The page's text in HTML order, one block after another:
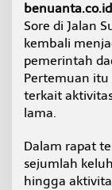
benuanta.co.id,
Sore di Jalan
kembali
pemerintah
Pertemuan
terkait
lama.
Dalam rapat
sejumlah
hingga